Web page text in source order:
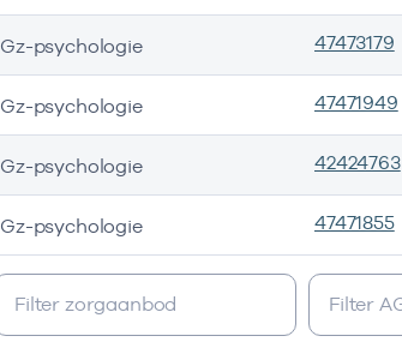
Gz-psychologie 47473179
Gz-psychologie 47471949
Gz-psychologie 42424763
Gz-psychologie 47471855